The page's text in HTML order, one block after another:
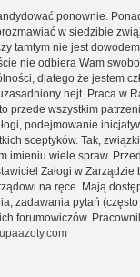
ponownie.
w siedzibie
tamtym nie jest
nie odbiera Wam
dlatego że jestem
hejt. Praca w
przede wszystkim
podejmowanie
sceptyków. Tak,
imieniu wiele spraw.
Załogi w
na ręce. Mają
zadawania pytań
forumowiczów.